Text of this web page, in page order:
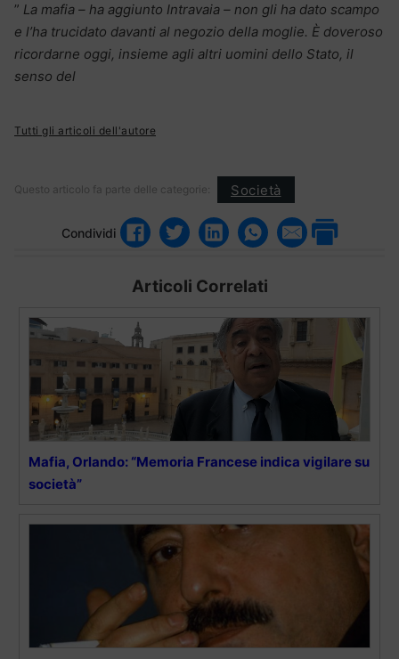
” La mafia – ha aggiunto Intravaia – non gli ha dato scampo
e l’ha trucidato davanti al negozio della moglie. È doveroso
ricordarne oggi, insieme agli altri uomini dello Stato, il
senso del
Tutti gli articoli dell'autore
Questo articolo fa parte delle categorie: Società
Condividi
Articoli Correlati
Mafia, Orlando: “Memoria Francese indica vigilare su
società”